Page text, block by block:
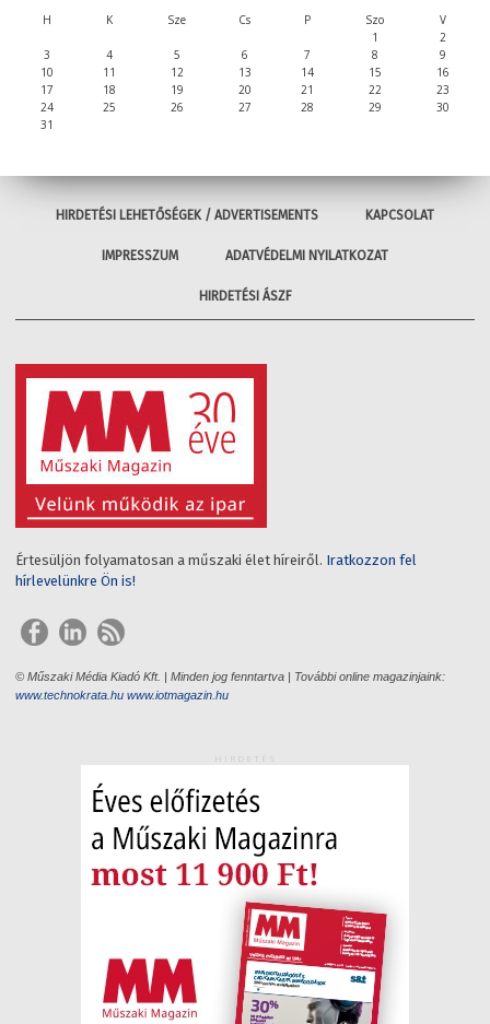
H K Sze Cs P Szo
V
1
2
3
4 5 6 7 8
9
10
11 12 13 14 15
16
17
18 19 20 21 22
23
24
25 26 27 28 29
30
31
HIRDETÉSI LEHETŐSÉGEK / ADVERTISEMENTS KAPCSOLAT
IMPRESSZUM ADATVÉDELMI NYILATKOZAT
HIRDETÉSI ÁSZF
Értesüljön folyamatosan a műszaki élet híreiről. Iratkozzon fel
hírlevelünkre Ön is!
© Műszaki Média Kiadó Kft. | Minden jog fenntartva | További online magazinjaink:
www.technokrata.hu www.iotmagazin.hu
HIRDETÉS